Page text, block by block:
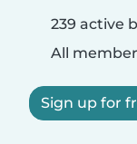
239 active
All
Sign up for